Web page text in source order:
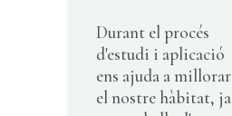
Durant el procés
d'estudi i aplicació
ens ajuda a millorar
el nostre hàbitat, ja